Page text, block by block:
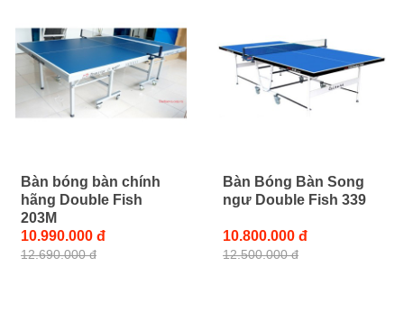
Bàn bóng bàn chính
hãng Double Fish
203M
10.990.000 đ
12.690.000 đ
Bàn Bóng Bàn Song
ngư Double Fish 339
10.800.000 đ
12.500.000 đ